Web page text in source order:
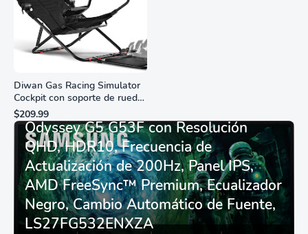
Diwan Gas Racing Simulator
Cockpit con soporte de rueda
de carreras plegable y
asiento - Logitech
G29/920/923/27/25,
Thrustmaster
T248/X/T300RS/T150/458/TX
$209.99
Monitor Gamer SAMSUNG 27”
Odyssey G5 G53F con Resolución
QHD, HDR10, Frecuencia de
Actualización de 200Hz, Panel IPS,
AMD FreeSync™ Premium, Ecualizador
Negro, Cambio Automático de Fuente,
LS27FG532ENXZA